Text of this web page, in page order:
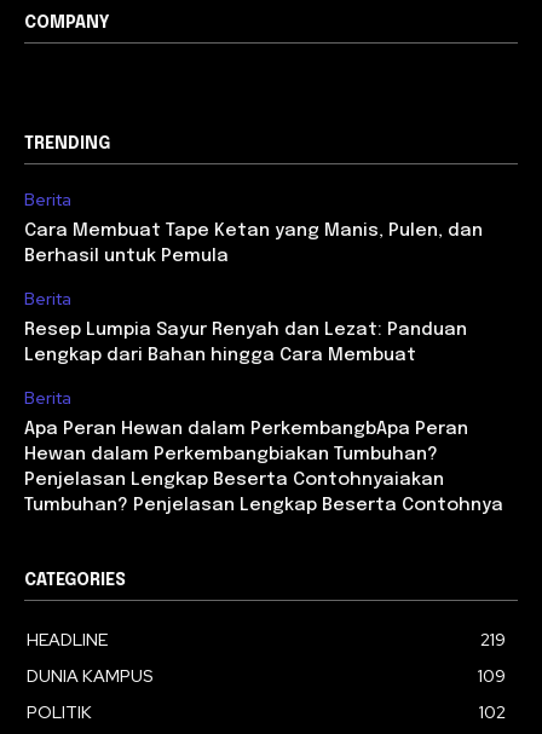
COMPANY
TRENDING
Berita
Cara Membuat Tape Ketan yang Manis, Pulen, dan
Berhasil untuk Pemula
Berita
Resep Lumpia Sayur Renyah dan Lezat: Panduan
Lengkap dari Bahan hingga Cara Membuat
Berita
Apa Peran Hewan dalam PerkembangbApa Peran
Hewan dalam Perkembangbiakan Tumbuhan?
Penjelasan Lengkap Beserta Contohnyaiakan
Tumbuhan? Penjelasan Lengkap Beserta Contohnya
CATEGORIES
HEADLINE
219
DUNIA KAMPUS
109
POLITIK
102